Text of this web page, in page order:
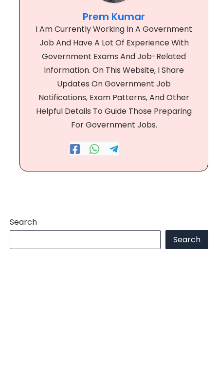
Prem Kumar
I Am Currently Working In A Government
Job And Have A Lot Of Experience With
Government Exams And Job-Related
Information. On This Website, I Share
Updates On Government Job
Notifications, Exam Patterns, And Other
Helpful Details To Guide Those Preparing
For Government Jobs.
Search
Search